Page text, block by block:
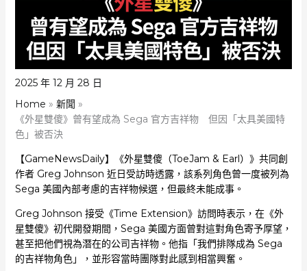
2025 年 12 月 28 日
Home
新聞
《外星雙傻》曾有望成為 Sega 官方吉祥物 但因「太具美國特
色」被否決
【GameNewsDaily】《外星雙傻（ToeJam & Earl）》共同創
作者 Greg Johnson 近日受訪時透露，該系列角色曾一度被列為
Sega 美國內部考慮的吉祥物候選，但最終未能成事。
Greg Johnson 接受《Time Extension》訪問時表示，在《外
星雙傻》初代開發期間，Sega 美國方面曾對這對角色寄予厚望，
甚至把他們視為潛在的公司吉祥物。他指「我們排隊成為 Sega
的吉祥物角色」，並形容當時團隊對此感到相當興奮。